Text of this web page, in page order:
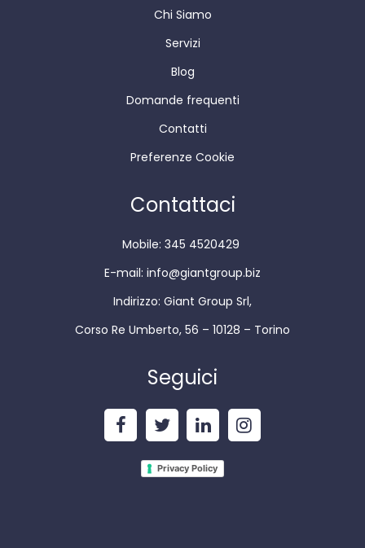
Chi Siamo
Servizi
Blog
Domande frequenti
Contatti
Preferenze Cookie
Contattaci
Mobile: 345 4520429
E-mail: info@giantgroup.biz
Indirizzo: Giant Group Srl,
Corso Re Umberto, 56 – 10128 – Torino
Seguici
Privacy Policy